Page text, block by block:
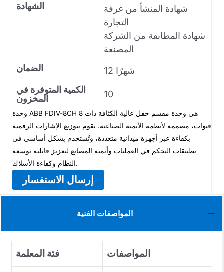
الشهادة
شهادة المنشأ من غرفة
التجارة
شهادة المطابقة من الشركة
المصنعة
الضمان
12 شهرًا
الكمية المتوفرة في
المخزون
10
وحدة ABB FDIV-8CH هي وحدة مقسم حقل عالية الكثافة ذات 8
قنوات، مصممة لأنظمة الأتمتة الصناعية. تقوم بتوزيع الإشارات الرقمية
بكفاءة عبر أجهزة ميدانية متعددة، وتُستخدم بشكل أساسي في
تطبيقات التحكم في العمليات وأتمتة المصانع لتعزيز قابلية توسعة
النظام وكفاءة الأسلاك.
إرسال الاستفسار
المواصفات الفنية
فئة المعلمة المواصفات